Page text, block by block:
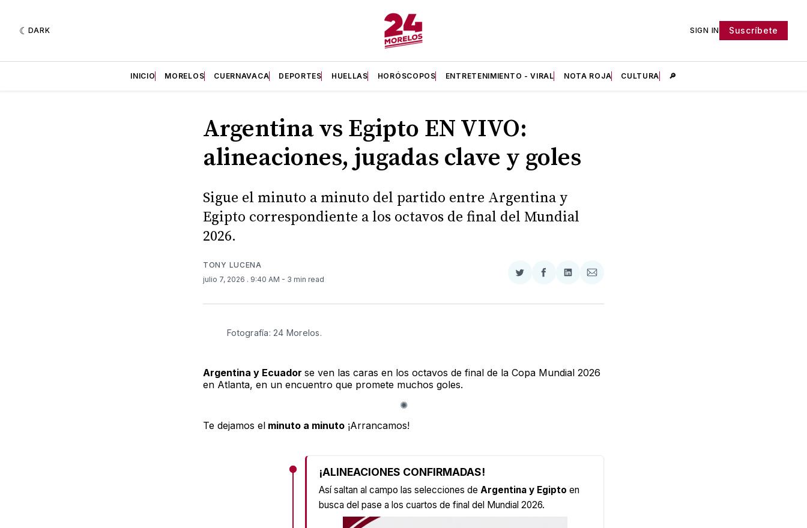
DARK SIGN IN Suscríbete
INICIO MORELOS CUERNAVACA DEPORTES HUELLAS HORÓSCOPOS ENTRETENIMIENTO - VIRAL NOTA ROJA CULTURA 🔎
Argentina vs Egipto EN VIVO:
alineaciones, jugadas clave y goles
Sigue el minuto a minuto del partido entre Argentina y
Egipto correspondiente a los octavos de final del Mundial
2026.
TONY LUCENA
julio 7, 2026 . 9:40 AM - 3 min read
Compartir
Twitter
Compartir
Facebook
Compartir
LinkedIn
Compartir
Email
Fotografía: 24 Morelos.
Argentina y Ecuador se ven las caras en los octavos de final de la Copa Mundial 2026
en Atlanta, en un encuentro que promete muchos goles.
Te dejamos el minuto a minuto ¡Arrancamos!
¡ALINEACIONES CONFIRMADAS!
Así saltan al campo las selecciones de Argentina y Egipto en
busca del pase a los cuartos de final del Mundial 2026.